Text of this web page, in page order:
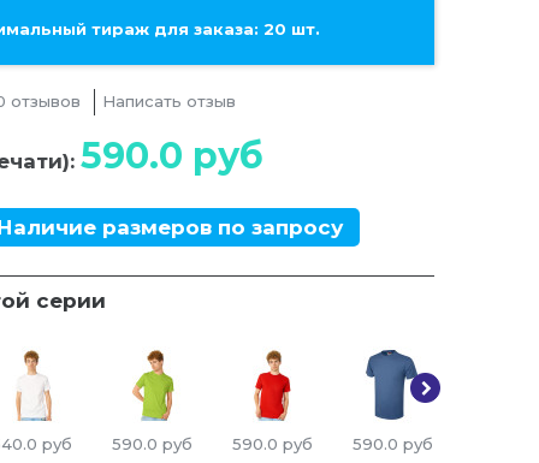
тираж для заказа: 20 шт.
отзывов Написать отзыв
590.0 руб
размеров по запросу
серии
руб 590.0 руб 590.0 руб 590.0 руб